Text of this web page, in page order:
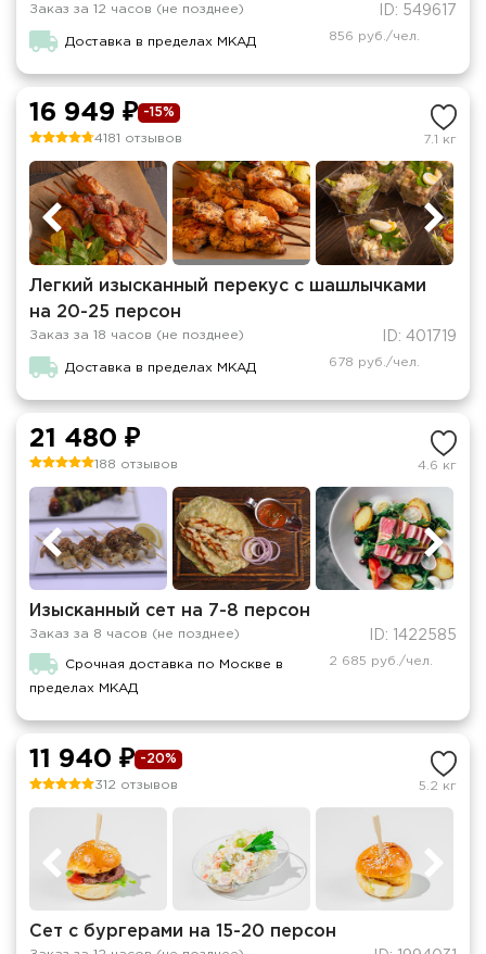
Заказ за 12 часов (не позднее) ID: 549617
Доставка в пределах МКАД 856 руб./чел.
16 949 ₽ -15%
4181 отзывов 7.1 кг
Легкий изысканный перекус с шашлычками
на 20-25 персон
Заказ за 18 часов (не позднее) ID: 401719
Доставка в пределах МКАД 678 руб./чел.
21 480 ₽
188 отзывов 4.6 кг
Изысканный сет на 7-8 персон
Заказ за 8 часов (не позднее) ID: 1422585
Срочная доставка по Москве в
пределах МКАД
2 685 руб./чел.
11 940 ₽ -20%
312 отзывов 5.2 кг
Сет с бургерами на 15-20 персон